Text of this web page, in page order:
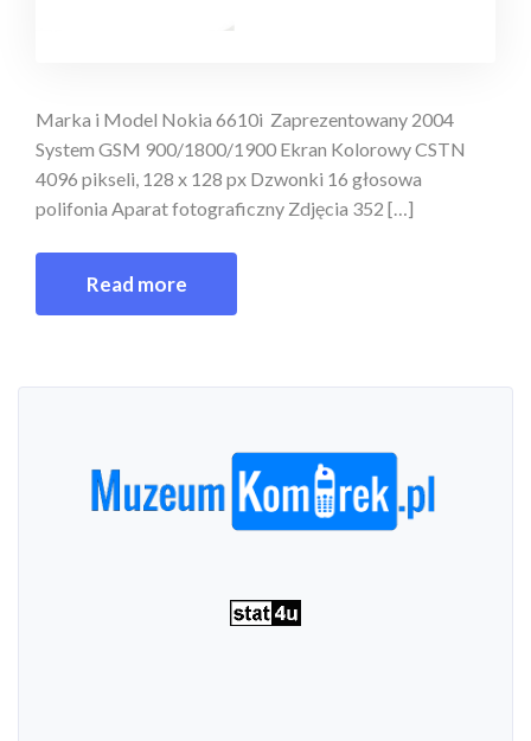
Marka i Model Nokia 6610i Zaprezentowany 2004
System GSM 900/1800/1900 Ekran Kolorowy CSTN
4096 pikseli, 128 x 128 px Dzwonki 16 głosowa
polifonia Aparat fotograficzny Zdjęcia 352 […]
Read more